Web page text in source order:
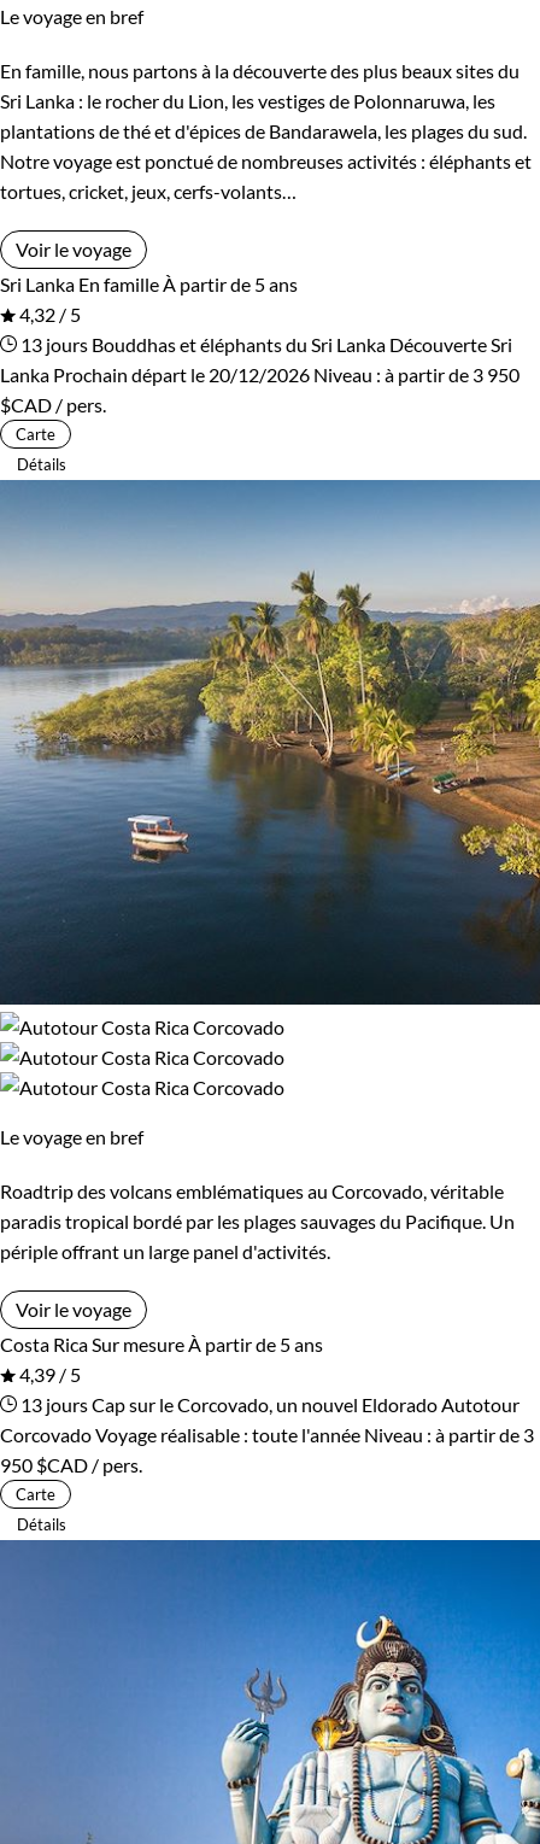
Le voyage en bref
En famille, nous partons à la découverte des plus beaux sites du
Sri Lanka : le rocher du Lion, les vestiges de Polonnaruwa, les
plantations de thé et d'épices de Bandarawela, les plages du sud.
Notre voyage est ponctué de nombreuses activités : éléphants et
tortues, cricket, jeux, cerfs-volants…
Voir le voyage
Sri Lanka En famille À partir de 5 ans
4,32 / 5
13 jours Bouddhas et éléphants du Sri Lanka Découverte Sri
Lanka Prochain départ le 20/12/2026 Niveau : à partir de 3 950
$CAD / pers.
Carte
Détails
Le voyage en bref
Roadtrip des volcans emblématiques au Corcovado, véritable
paradis tropical bordé par les plages sauvages du Pacifique. Un
périple offrant un large panel d'activités.
Voir le voyage
Costa Rica Sur mesure À partir de 5 ans
4,39 / 5
13 joursCap sur le Corcovado, un nouvel Eldorado Autotour
CorcovadoVoyage réalisable : toute l'année Niveau : à partir de 3
950 $CAD / pers.
Carte
Détails